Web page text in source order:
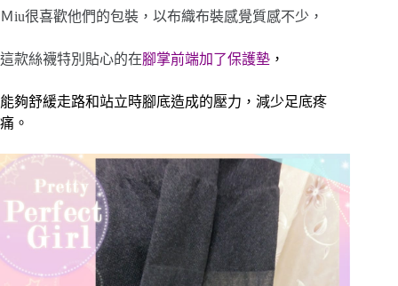
Ｍiu很喜歡他們的包裝，以布織布裝感覺質感不少，
這款絲襪特別貼心的在腳掌前端加了保護墊 ，
能夠舒緩走路和站立時腳底造成的壓力，減少足底疼
痛。